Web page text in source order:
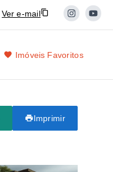
Ver e-mail
Imóveis Favoritos
Imprimir